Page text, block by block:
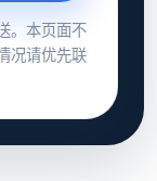
。本页面不
况请优先联